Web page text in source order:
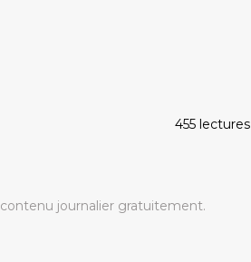
455 lectures
journalier gratuitement.